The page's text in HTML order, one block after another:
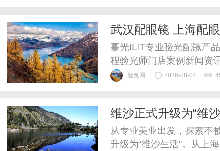
武汉配眼镜 上海配
暮光ILIT专业验光配镜产
程验光师门店案例新闻资
惠，兼顾高专业度与高性
智兔网 2026-08-03
维沙正式升级为“维
从专业美业出发，探索不
升级为“维沙生活”。从上